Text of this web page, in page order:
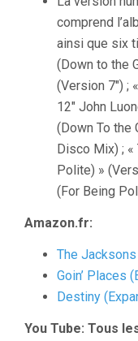
comprend
ainsi que six
(Down to the
(Version 7″) ;
12″ John
(Down To the
Disco Mix) ; «
Polite) »
(For Being
Amazon.fr:
The
Goin’ Places
Destiny
You Tube: Tous